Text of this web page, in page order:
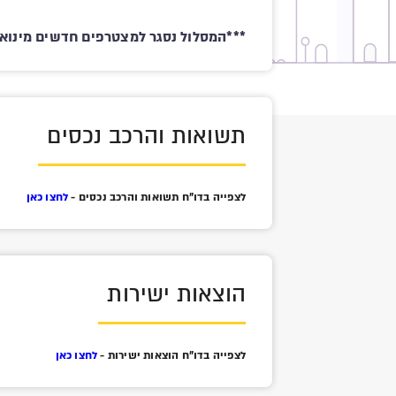
***המסלול נסגר למצטרפים חדשים מינואר 2016
תשואות והרכב נכסים
לצפייה בדו"ח תשואות והרכב נכסים -לחצו כאן
הוצאות ישירות
לצפייה בדו"ח הוצאות ישירות -לחצו כאן